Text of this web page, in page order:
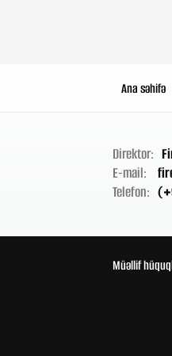
Ana səhifə
Direktor:
E-mail:
Telefon:
Müəllif